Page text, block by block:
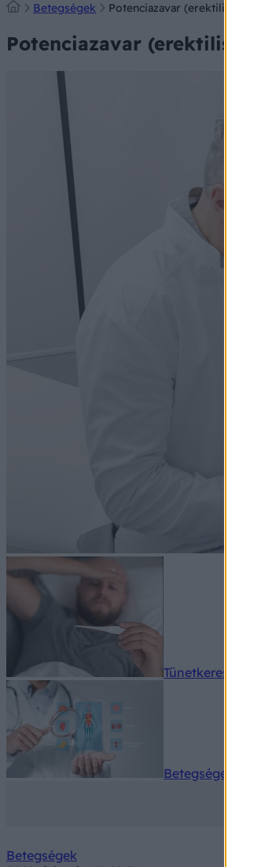
Betegségek Potenciazavar (erektilis
Potenciazavar (erektilis
Tünetkereső
Betegségek A-Z
Betegségek